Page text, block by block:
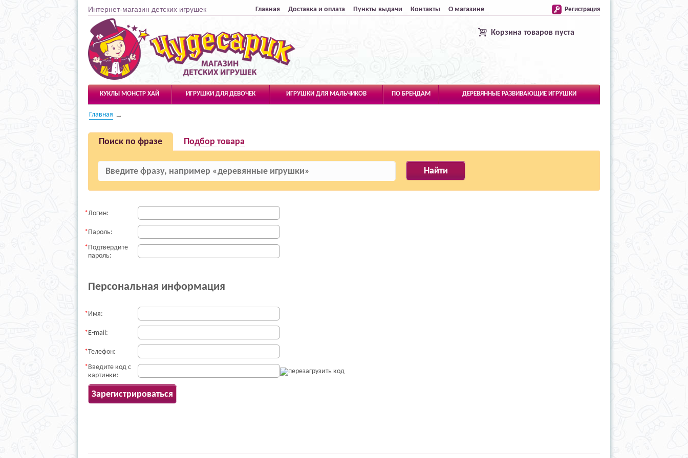
Интернет-магазин детских игрушек Главная Доставка и оплата Пункты выдачи Контакты О магазине Регистрация
Чудесарик
Корзина товаров пуста
КУКЛЫ МОНСТР ХАЙ ИГРУШКИ ДЛЯ ДЕВОЧЕК ИГРУШКИ ДЛЯ МАЛЬЧИКОВ ПО БРЕНДАМ ДЕРЕВЯННЫЕ РАЗВИВАЮЩИЕ ИГРУШКИ
Главная
Поиск по фразе Подбор товара
Логин:
Пароль:
Подтвердите
пароль:
Персональная информация
Имя:
E-mail:
Телефон:
Введите код с
картинки:
перезагрузить код